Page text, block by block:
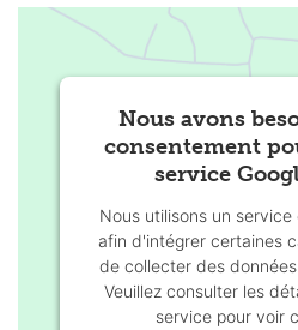
Nous avons
consentement
service
Nous utilisons un
afin d'intégrer certaines
de collecter des
Veuillez consulter les
service pour voir